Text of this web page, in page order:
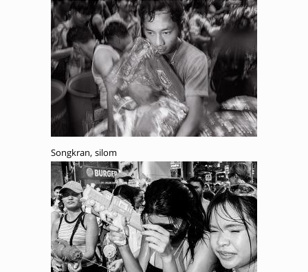
Songkran, silom